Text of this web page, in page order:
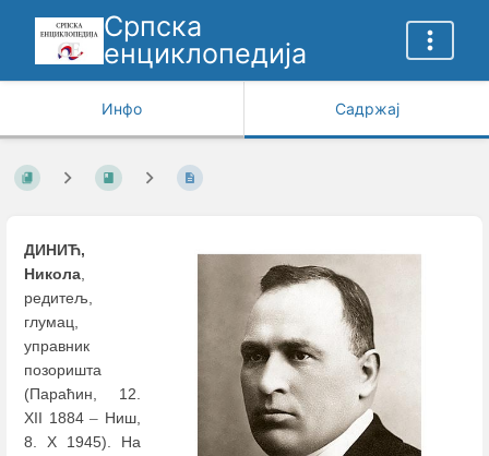
Српска
енциклопедија
Инфо Садржај
ДИНИЋ,
Никола,
редитељ,
глумац,
управник
позоришта
(Параћин, 12.
ХII 1884– Ниш,
8. Х 1945). На